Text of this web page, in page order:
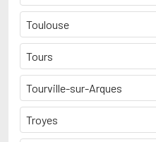
Toulouse
Tours
Tourville-sur-Arques
Troyes